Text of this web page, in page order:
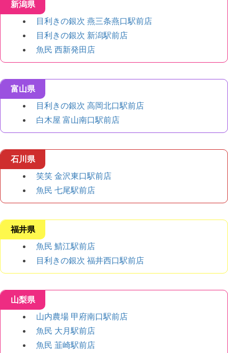
新潟県
目利きの銀次 燕三条燕口駅前店
目利きの銀次 新潟駅前店
魚民 西新発田店
富山県
目利きの銀次 高岡北口駅前店
白木屋 富山南口駅前店
石川県
笑笑 金沢東口駅前店
魚民 七尾駅前店
福井県
魚民 鯖江駅前店
目利きの銀次 福井西口駅前店
山梨県
山内農場 甲府南口駅前店
魚民 大月駅前店
魚民 韮崎駅前店